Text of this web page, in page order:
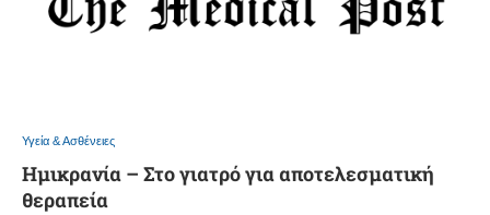
Υγεία & Ασθένειες
Ημικρανία – Στο γιατρό για αποτελεσματική
θεραπεία